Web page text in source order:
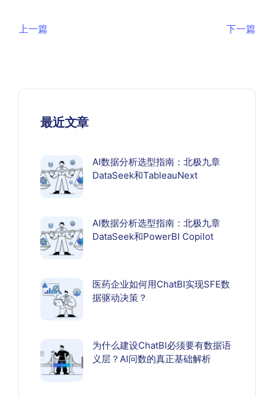
上一篇 下一篇
最近文章
AI数据分析选型指南：北极九章
DataSeek和TableauNext
AI数据分析选型指南：北极九章
DataSeek和PowerBI Copilot
医药企业如何用ChatBI实现SFE数
据驱动决策？
为什么建设ChatBI必须要有数据语
义层？AI问数的真正基础解析